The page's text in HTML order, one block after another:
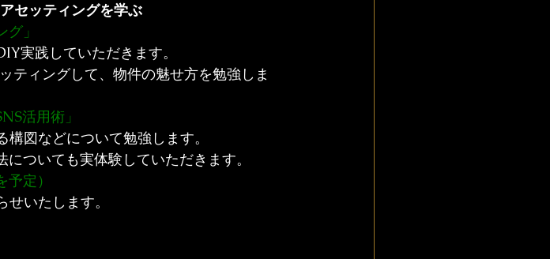
セッティングを学ぶ
」
実践していただきます。
ティングして、物件の魅せ方を勉強しま
活用術」
図などについて勉強します。
ついても実体験していただきます。
定）
いたします。